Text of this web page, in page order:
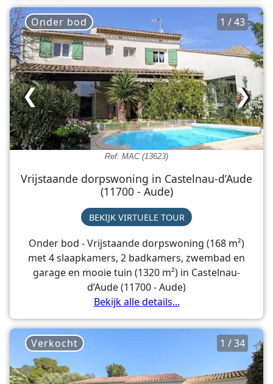
Ref: MAC (13623)
1 / 43
❯
❮
Onder bod
Vrijstaande dorpswoning in Castelnau-d’Aude
(11700 - Aude)
BEKIJK VIRTUELE TOUR
Onder bod - Vrijstaande dorpswoning (168 m²)
met 4 slaapkamers, 2 badkamers, zwembad en
garage en mooie tuin (1320 m²) in Castelnau-
d’Aude (11700 - Aude)
Bekijk alle details...
1 / 34
Verkocht